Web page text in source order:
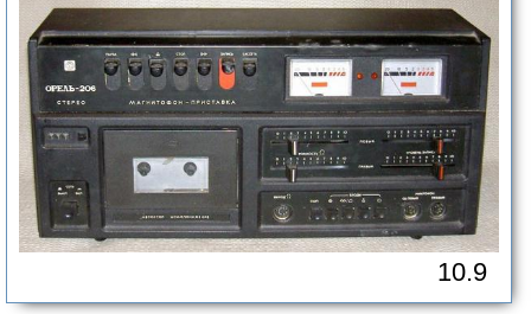
10.9